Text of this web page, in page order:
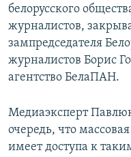
белорусского
журналистов,
зампредседателя
журналистов Борис
агентство БелаПАН.
Медиаэксперт
очередь, что
имеет доступа к